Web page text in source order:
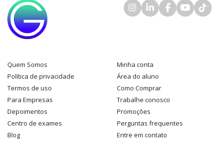
Quem Somos
Política de privacidade
Termos de uso
Para Empresas
Depoimentos
Centro de exames
Blog
Minha conta
Área do aluno
Como Comprar
Trabalhe conosco
Promoções
Perguntas frequentes
Entre em contato